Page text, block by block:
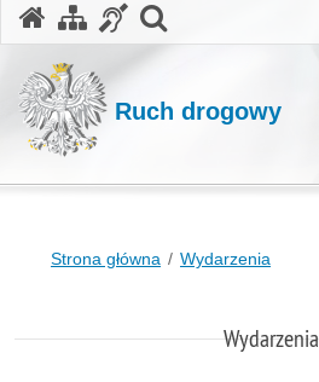
Ruch drogowy
Strona główna Wydarzenia
Wydarzenia